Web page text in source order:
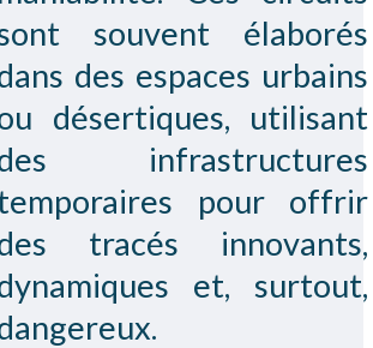
souvent élaborés
des espaces urbains
désertiques, utilisant
infrastructures
pour offrir
tracés innovants,
et, surtout,